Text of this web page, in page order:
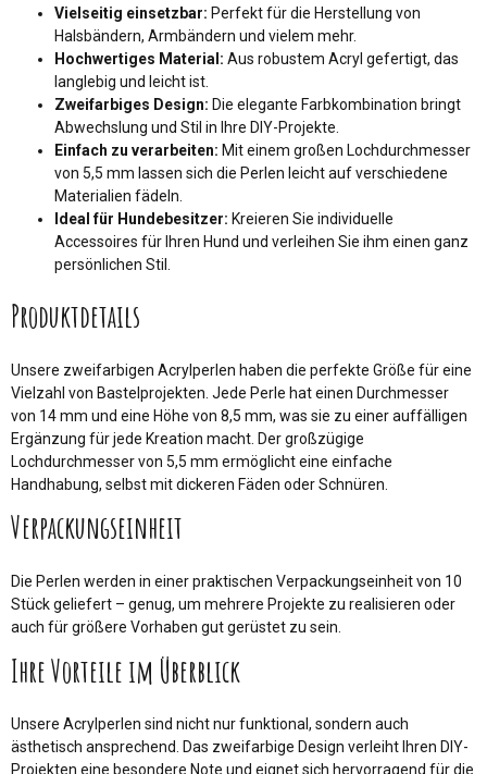
Vielseitig einsetzbar: Perfekt für die Herstellung von
Halsbändern, Armbändern und vielem mehr.
Hochwertiges Material: Aus robustem Acryl gefertigt, das
langlebig und leicht ist.
Zweifarbiges Design: Die elegante Farbkombination bringt
Abwechslung und Stil in Ihre DIY-Projekte.
Einfach zu verarbeiten: Mit einem großen Lochdurchmesser
von 5,5 mm lassen sich die Perlen leicht auf verschiedene
Materialien fädeln.
Ideal für Hundebesitzer: Kreieren Sie individuelle
Accessoires für Ihren Hund und verleihen Sie ihm einen ganz
persönlichen Stil.
Produktdetails
Unsere zweifarbigen Acrylperlen haben die perfekte Größe für eine
Vielzahl von Bastelprojekten. Jede Perle hat einen Durchmesser
von 14 mm und eine Höhe von 8,5 mm, was sie zu einer auffälligen
Ergänzung für jede Kreation macht. Der großzügige
Lochdurchmesser von 5,5 mm ermöglicht eine einfache
Handhabung, selbst mit dickeren Fäden oder Schnüren.
Verpackungseinheit
Die Perlen werden in einer praktischen Verpackungseinheit von 10
Stück geliefert – genug, um mehrere Projekte zu realisieren oder
auch für größere Vorhaben gut gerüstet zu sein.
Ihre Vorteile im Überblick
Unsere Acrylperlen sind nicht nur funktional, sondern auch
ästhetisch ansprechend. Das zweifarbige Design verleiht Ihren DIY-
Projekten eine besondere Note und eignet sich hervorragend für die